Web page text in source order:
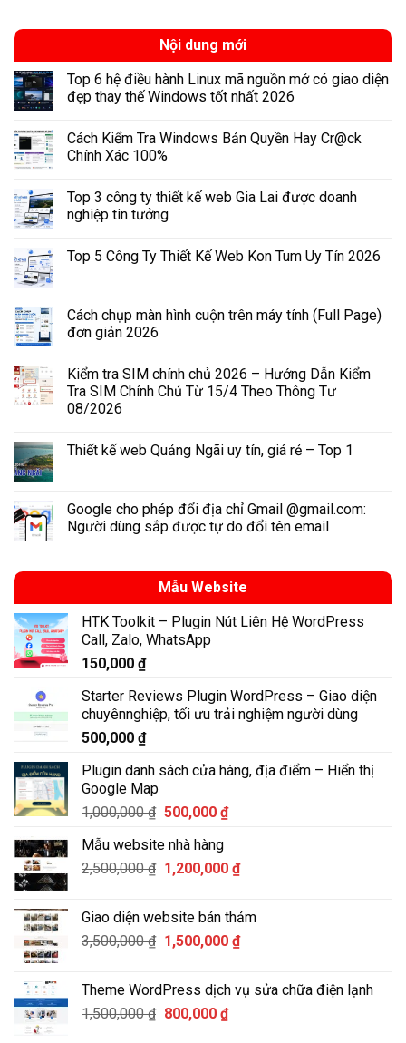
Nội dung mới
Top 6 hệ điều hành Linux mã nguồn mở có giao diện
đẹp thay thế Windows tốt nhất 2026
Cách Kiểm Tra Windows Bản Quyền Hay Cr@ck
Chính Xác 100%
Top 3 công ty thiết kế web Gia Lai được doanh
nghiệp tin tưởng
Top 5 Công Ty Thiết Kế Web Kon Tum Uy Tín 2026
Cách chụp màn hình cuộn trên máy tính (Full Page)
đơn giản 2026
Kiểm tra SIM chính chủ 2026 – Hướng Dẫn Kiểm
Tra SIM Chính Chủ Từ 15/4 Theo Thông Tư
08/2026
Thiết kế web Quảng Ngãi uy tín, giá rẻ – Top 1
Google cho phép đổi địa chỉ Gmail @gmail.com:
Người dùng sắp được tự do đổi tên email
Mẫu Website
HTK Toolkit – Plugin Nút Liên Hệ WordPress
Call, Zalo, WhatsApp
150,000 ₫
Starter Reviews Plugin WordPress – Giao diện
chuyênnghiệp, tối ưu trải nghiệm người dùng
500,000 ₫
Plugin danh sách cửa hàng, địa điểm – Hiển thị
Google Map
1,000,000₫ Giá
là:
1,000,000 ₫.
500,000 ₫Giá
là:
Mẫu website nhà hàng
2,500,000₫ Giá
2,500,000 ₫.
1,200,000 ₫Giá
là:
1,200,000 ₫.
Giao diện website bán thảm
3,500,000₫ Giá
3,500,000 ₫.
1,500,000 ₫Giá
là:
Theme WordPress dịch vụ sửa chữa điện lạnh
1,500,000₫ Giá
800,000 ₫Giá